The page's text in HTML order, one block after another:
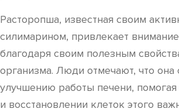
Расторопша, известная своим
силимарином, привлекает
благодаря своим полезным
организма. Люди отмечают, что она
улучшению работы печени,
и восстановлении клеток этого